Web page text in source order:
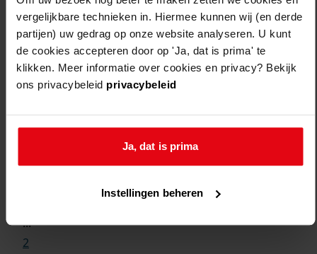
vergelijkbare technieken in. Hiermee kunnen wij (en derde
partijen) uw gedrag op onze website analyseren. U kunt
de cookies accepteren door op 'Ja, dat is prima' te
klikken. Meer informatie over cookies en privacy? Bekijk
ons privacybeleid privacybeleid
Ja, dat is prima
Instellingen beheren
...
2